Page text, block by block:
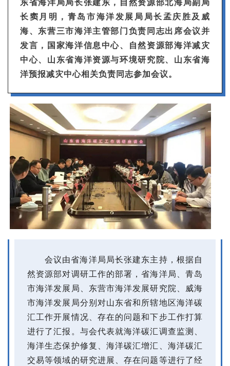
长窦月明，青岛市海洋发展局局长孟庆胜及威
海、东营三市海洋主管部门负责同志出席会议并
发言，国家海洋信息中心、自然资源部海洋减灾
中心、山东省海洋资源与环境研究院、山东省海
洋预报减灾中心相关负责同志参加会议。
会议由省海洋局局长张建东主持，根据自
然资源部对调研工作的部署，省海洋局、青岛
市海洋发展局、东营市海洋发展研究院、威海
市海洋发展局分别对山东省和所辖地区海洋碳
汇工作开展情况、存在的问题和下步工作打算
进行了汇报。与会代表就海洋碳汇调查监测、
海洋生态保护修复、海洋碳汇增汇、海洋碳汇
交易等领域的研究进展、存在问题等进行了经